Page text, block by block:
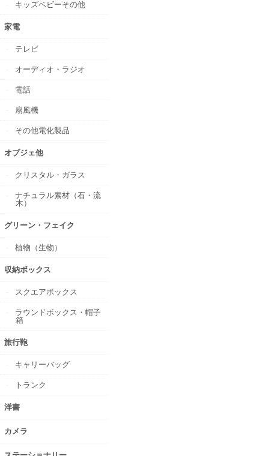
キッズベビーその他
家電
テレビ
オーディオ・ラジオ
電話
扇風機
その他電化製品
オブジェ他
クリスタル・ガラス
ナチュラル素材（石・流
木）
グリーン・フェイク
植物（生物）
収納ボックス
スクエアボックス
ラウンドボックス・帽子
箱
旅行鞄
キャリーバッグ
トランク
洋書
カメラ